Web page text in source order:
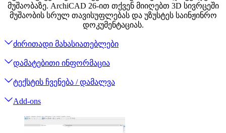
მუშაობაზე. ArchiCAD 26-ით თქვენ მიიღებთ 3D სივრცეში
მუშაობის სრულ თავისუფლებას და უზუსტეს საინჟინრო
დოკუმენტაციას.
ძირითადი მახასიათებლები
დამატებითი ინფორმაცია
ტექსტის ჩვენება / დამალვა
Add-ons